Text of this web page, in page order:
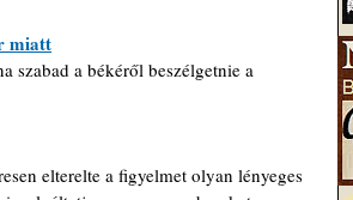
miatt
szabad a békéről beszélgetnie a
elterelte a figyelmet olyan lényeges